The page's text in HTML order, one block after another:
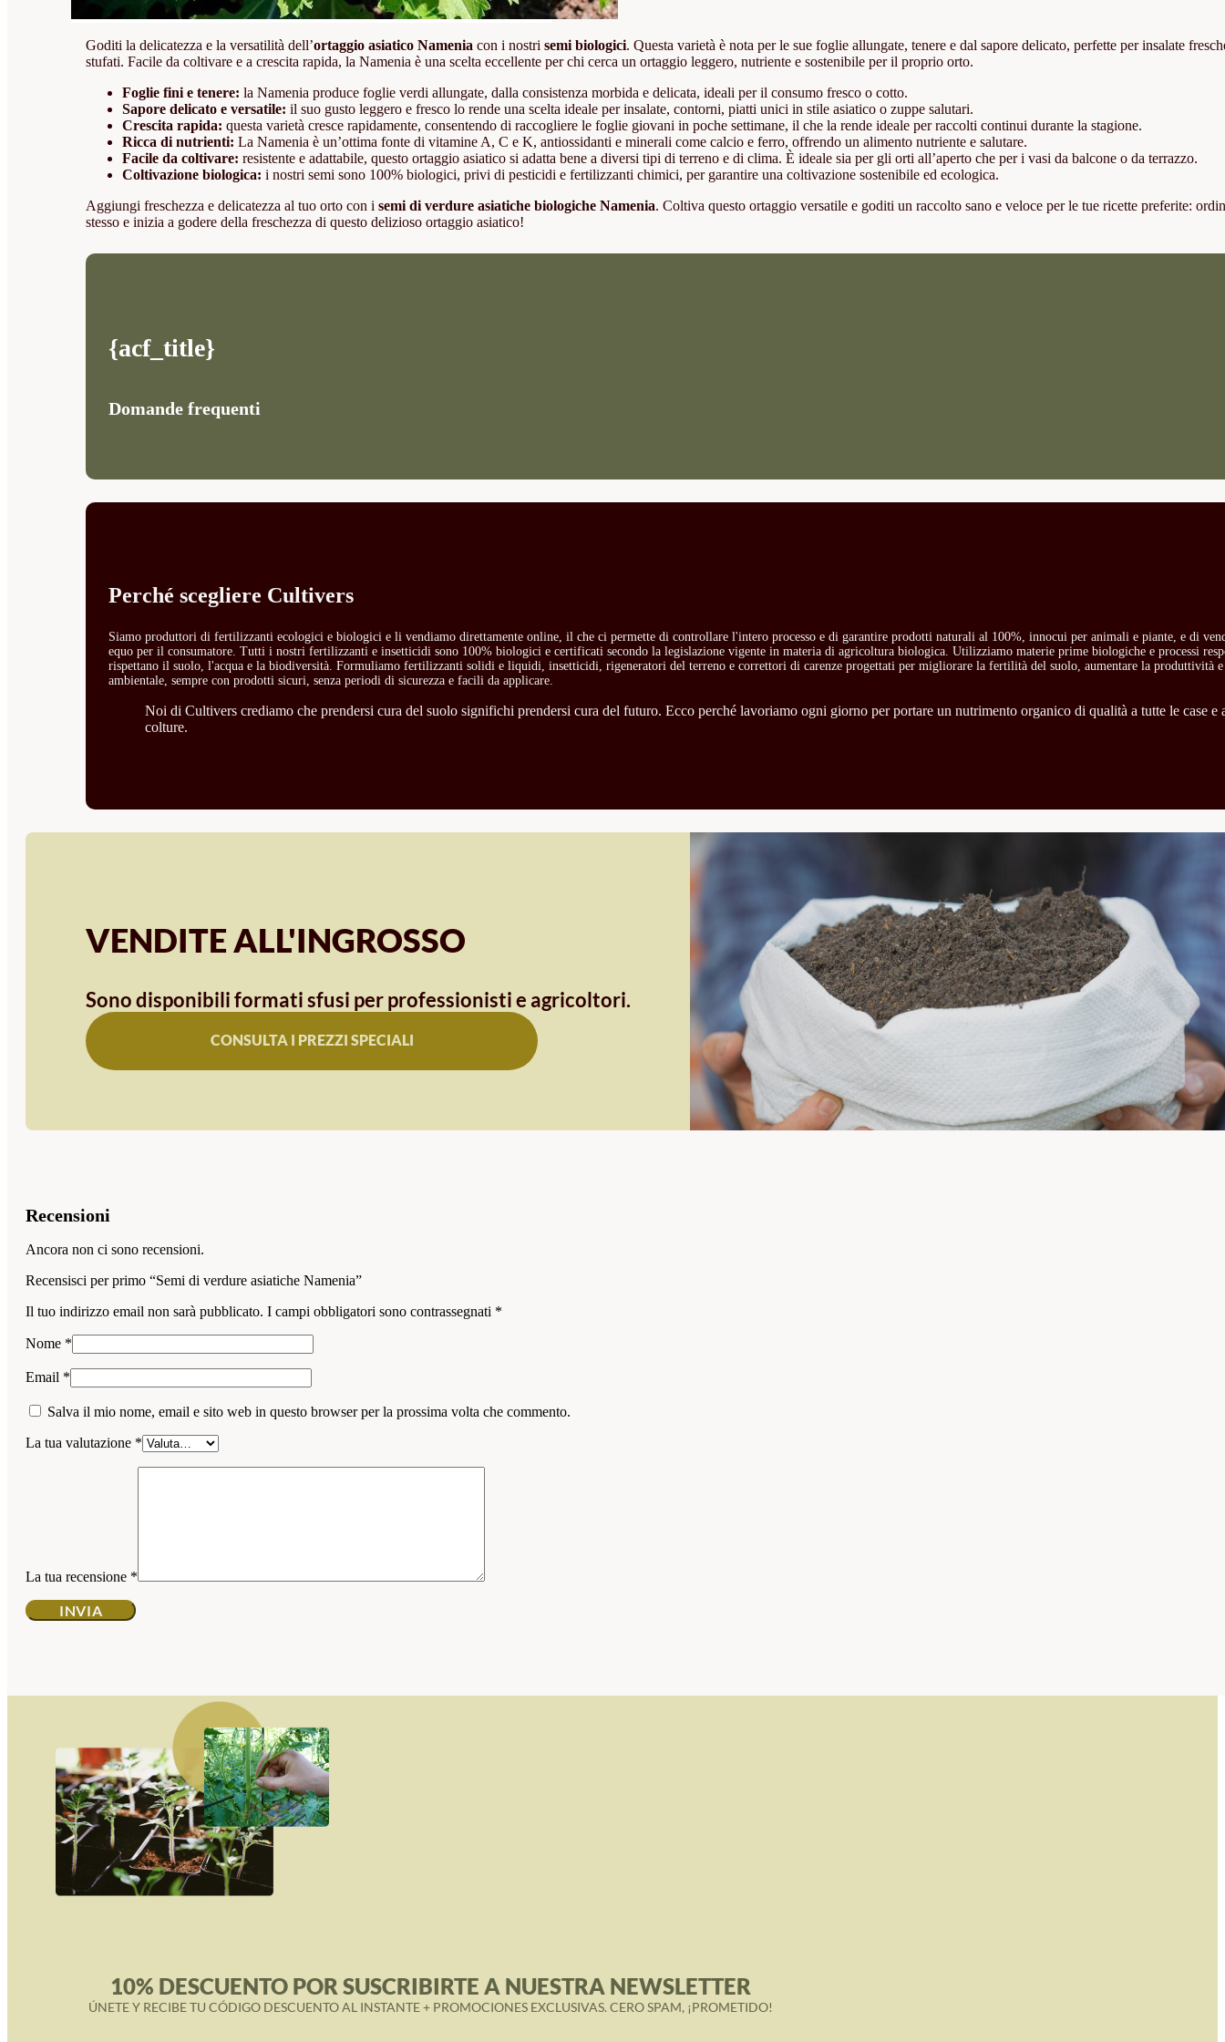
Goditi la delicatezza e la versatilità dell’ortaggio asiatico Namenia con i nostrisemi biologici. Questa varietà è nota per le sue foglie allungate, tenere e dal sapore delicato, perfette per insalate
stufati. Facile da coltivare e a crescita rapida, la Namenia è una scelta eccellente per chi cerca un ortaggio leggero, nutriente e sostenibile per il proprio orto.
Foglie fini e tenere: la Namenia produce foglie verdi allungate, dalla consistenza morbida e delicata, ideali per il consumo fresco o cotto.
Sapore delicato e versatile: il suo gusto leggero e fresco lo rende una scelta ideale per insalate, contorni, piatti unici in stile asiatico o zuppe salutari.
Crescita rapida: questa varietà cresce rapidamente, consentendo di raccogliere le foglie giovani in poche settimane, il che la rende ideale per raccolti continui durante la stagione.
Ricca di nutrienti: La Namenia è un’ottima fonte di vitamine A, C e K, antiossidanti e minerali come calcio e ferro, offrendo un alimento nutriente e salutare.
Facile da coltivare: resistente e adattabile, questo ortaggio asiatico si adatta bene a diversi tipi di terreno e di clima. È ideale sia per gli orti all’aperto che per i vasi da balcone o da terrazzo.
Coltivazione biologica: i nostri semi sono 100% biologici, privi di pesticidi e fertilizzanti chimici, per garantire una coltivazione sostenibile ed ecologica.
Aggiungi freschezza e delicatezza al tuo orto con isemi di verdure asiatiche biologiche Namenia. Coltiva questo ortaggio versatile e goditi un raccolto sano e veloce per le tue ricette preferite:
stesso e inizia a godere della freschezza di questo delizioso ortaggio asiatico!
{acf_title}
Domande frequenti
Perché scegliere Cultivers
Siamo produttori di fertilizzanti ecologici e biologici e li vendiamo direttamente online, il che ci permette di controllare l'intero processo e di garantire prodotti naturali al 100%, innocui per animali e piante, e di
equo per il consumatore. Tutti i nostri fertilizzanti e insetticidi sono 100% biologici e certificati secondo la legislazione vigente in materia di agricoltura biologica. Utilizziamo materie prime biologiche e processi
rispettano il suolo, l'acqua e la biodiversità. Formuliamo fertilizzanti solidi e liquidi, insetticidi, rigeneratori del terreno e correttori di carenze progettati per migliorare la fertilità del suolo, aumentare la produttività
ambientale, sempre con prodotti sicuri, senza periodi di sicurezza e facili da applicare.
Noi di Cultivers crediamo che prendersi cura del suolo significhi prendersi cura del futuro. Ecco perché lavoriamo ogni giorno per portare un nutrimento organico di qualità a tutte le case e
colture.
VENDITE ALL'INGROSSO
Sono disponibili formati sfusi per professionisti e agricoltori.
CONSULTA I PREZZI SPECIALI
Recensioni
Ancora non ci sono recensioni.
Recensisci per primo “Semi di verdure asiatiche Namenia”
Il tuo indirizzo email non sarà pubblicato. I campi obbligatori sono contrassegnati *
Nome *
Email *
Salva il mio nome, email e sito web in questo browser per la prossima volta che commento.
La tua valutazione *
La tua recensione *
10% DESCUENTO POR SUSCRIBIRTE A NUESTRA NEWSLETTER
ÚNETE Y RECIBE TU CÓDIGO DESCUENTO AL INSTANTE + PROMOCIONES EXCLUSIVAS. CERO SPAM, ¡PROMETIDO!